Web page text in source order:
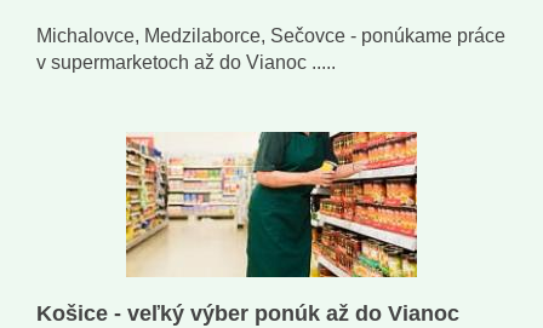
Michalovce, Medzilaborce, Sečovce - ponúkame práce
v supermarketoch až do Vianoc .....
Košice - veľký výber ponúk až do Vianoc